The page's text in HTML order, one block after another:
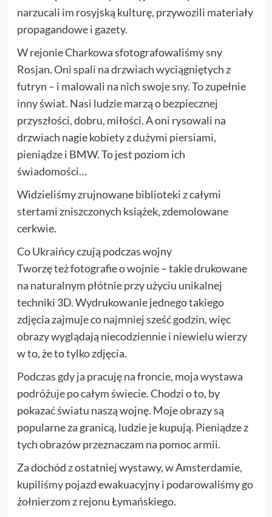
narzucali im rosyjską kulturę, przywozili materiały
propagandowe i gazety.
W rejonie Charkowa sfotografowaliśmy sny
Rosjan. Oni spali na drzwiach wyciągniętych z
futryn – i malowali na nich swoje sny. To zupełnie
inny świat. Nasi ludzie marzą o bezpiecznej
przyszłości, dobru, miłości. A oni rysowali na
drzwiach nagie kobiety z dużymi piersiami,
pieniądze i BMW. To jest poziom ich
świadomości…
Widzieliśmy zrujnowane biblioteki z całymi
stertami zniszczonych książek, zdemolowane
cerkwie.
Co Ukraińcy czują podczas wojny
Tworzę też fotografie o wojnie – takie drukowane
na naturalnym płótnie przy użyciu unikalnej
techniki 3D. Wydrukowanie jednego takiego
zdjęcia zajmuje co najmniej sześć godzin, więc
obrazy wyglądają niecodziennie i niewielu wierzy
w to, że to tylko zdjęcia.
Podczas gdy ja pracuję na froncie, moja wystawa
podróżuje po całym świecie. Chodzi o to, by
pokazać światu naszą wojnę. Moje obrazy są
popularne za granicą, ludzie je kupują. Pieniądze z
tych obrazów przeznaczam na pomoc armii.
Za dochód z ostatniej wystawy, w Amsterdamie,
kupiliśmy pojazd ewakuacyjny i podarowaliśmy go
żołnierzom z rejonu Łymańskiego.